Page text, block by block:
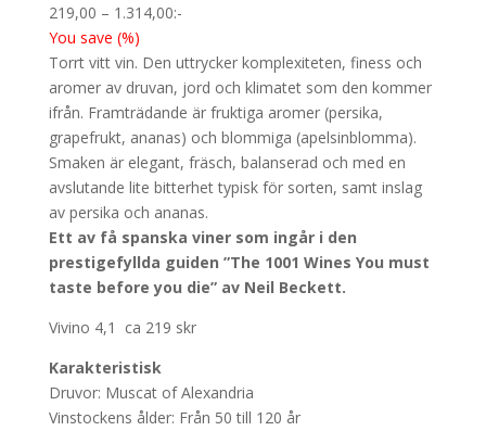
219,00 – 1.314,00Prisintervall:
till
1.314,00
:-
You save (%)
Torrt vitt vin. Den uttrycker komplexiteten, finess och
aromer av druvan, jord och klimatet som den kommer
ifrån. Framträdande är fruktiga aromer (persika,
grapefrukt, ananas) och blommiga (apelsinblomma).
Smaken är elegant, fräsch, balanserad och med en
avslutande lite bitterhet typisk för sorten, samt inslag
av persika och ananas.
Ett av få spanska viner som ingår i den
prestigefyllda guiden ”The 1001 Wines You must
taste before you die” av Neil Beckett.
Vivino 4,1 ca 219 skr
Karakteristisk
Druvor: Muscat of Alexandria
Vinstockens ålder: Från 50 till 120 år